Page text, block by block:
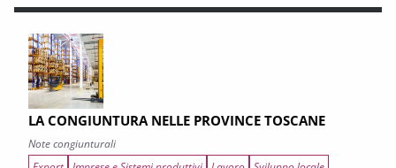
LA CONGIUNTURA NELLE PROVINCE TOSCANE
Note congiunturali